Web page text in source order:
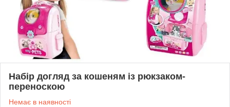
Набір догляд за кошеням із рюкзаком-
переноскою
Немає в наявності